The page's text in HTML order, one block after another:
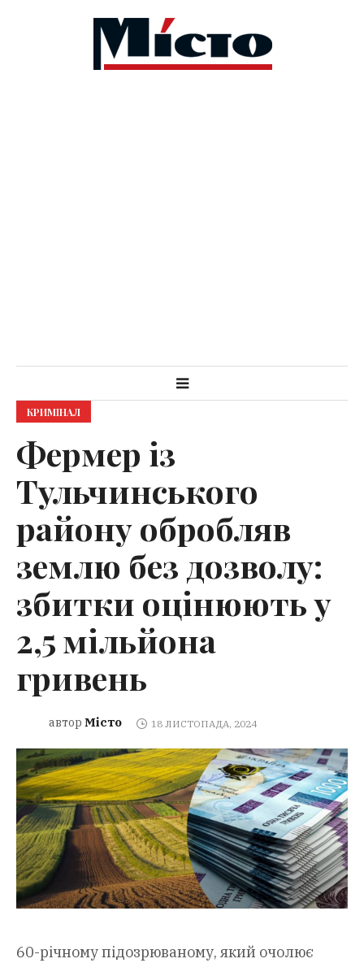
КРИМІНАЛ
Фермер із
Тульчинського
району обробляв
землю без дозволу:
збитки оцінюють у
2,5 мільйона
гривень
автор Місто 18 ЛИСТОПАДА, 2024
60-річному підозрюваному, який очолює